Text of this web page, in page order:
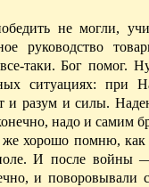
не могли,
руководство
таки. Бог помог.
ситуациях: при
и разум и силы.
надо и самим
хорошо помню, как
И после войны
и поворовывали